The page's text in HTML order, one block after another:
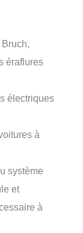
éraflures
électriques
à
système
et
à